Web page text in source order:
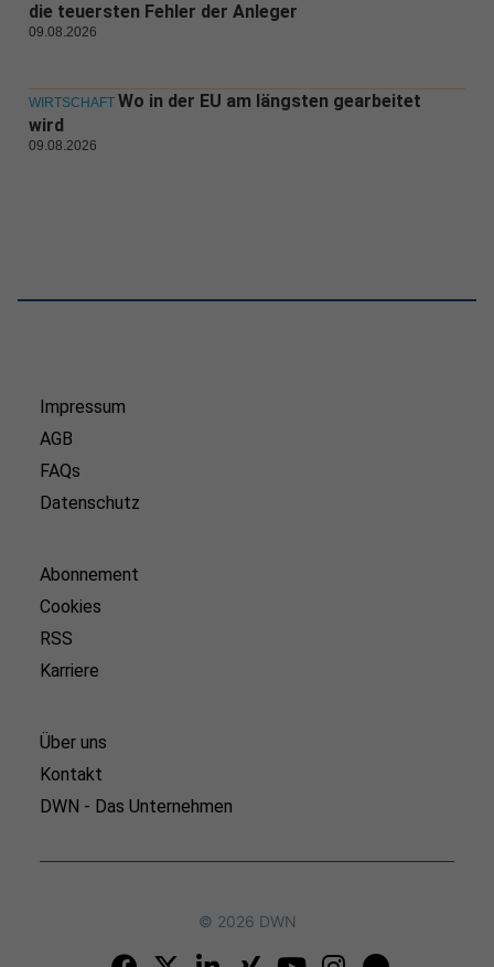
die teuersten Fehler der Anleger
09.08.2026
WIRTSCHAFT Wo in der EU am längsten gearbeitet
wird
09.08.2026
Impressum
AGB
FAQs
Datenschutz
Abonnement
Cookies
RSS
Karriere
Über uns
Kontakt
DWN - Das Unternehmen
© 2026 DWN